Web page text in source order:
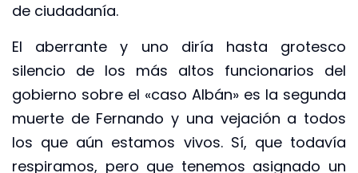
de ciudadanía.
El aberrante y uno diría hasta grotesco
silencio de los más altos funcionarios del
gobierno sobre el «caso Albán» es la segunda
muerte de Fernando y una vejación a todos
los que aún estamos vivos. Sí, que todavía
respiramos, pero que tenemos asignado un